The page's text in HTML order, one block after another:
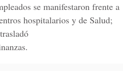
se manifestaron frente a
hospitalarios y de Salud;